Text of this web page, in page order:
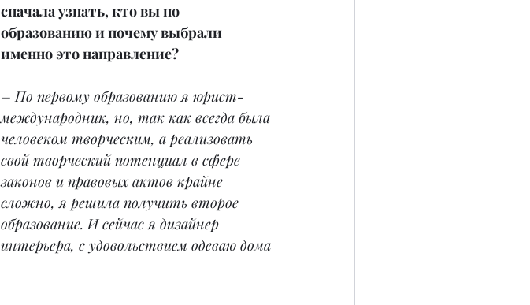
сначала узнать, кто вы по
образованию и почему выбрали
именно это направление?
– По первому образованию я юрист-
международник, но, так как всегда была
человеком творческим, а реализовать
свой творческий потенциал в сфере
законов и правовых актов крайне
сложно, я решила получить второе
образование. И сейчас я дизайнер
интерьера, с удовольствием одеваю дома